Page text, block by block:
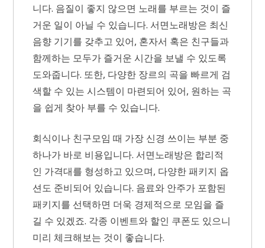
니다. 음질이 좋지 않으면 노래를 부르는 것이 즐
거운 일이 아닐 수 있습니다. 서면노래방은 최신
음향 기기를 갖추고 있어, 혼자서 혹은 친구들과
함께하는 모두가 즐거운 시간을 보낼 수 있도록
도와줍니다. 또한, 다양한 장르의 곡을 빠르게 검
색할 수 있는 시스템이 마련되어 있어, 원하는 곡
을 쉽게 찾아 부를 수 있습니다.
회식이나 친구모임 때 가장 신경 쓰이는 부분 중
하나가 바로 비용입니다. 서면노래방은 합리적
인 가격대를 형성하고 있으며, 다양한 패키지 옵
션도 준비되어 있습니다. 음료와 안주가 포함된
패키지를 선택하면 더욱 경제적으로 모임을 즐
길 수 있겠죠. 각종 이벤트와 할인 쿠폰도 있으니
미리 체크해보는 것이 좋습니다.